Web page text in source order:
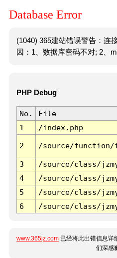
Database Error
(1040) 365建站错误警告：连
因：1、数据库密码不对; 2、
PHP Debug
No. File
1
/index.php
2 /source/function/
3 /source/class/
4
/source/class/
5
/source/class/
6
/source/class/
www.365jz.com 已经将此出错信息详
们深感